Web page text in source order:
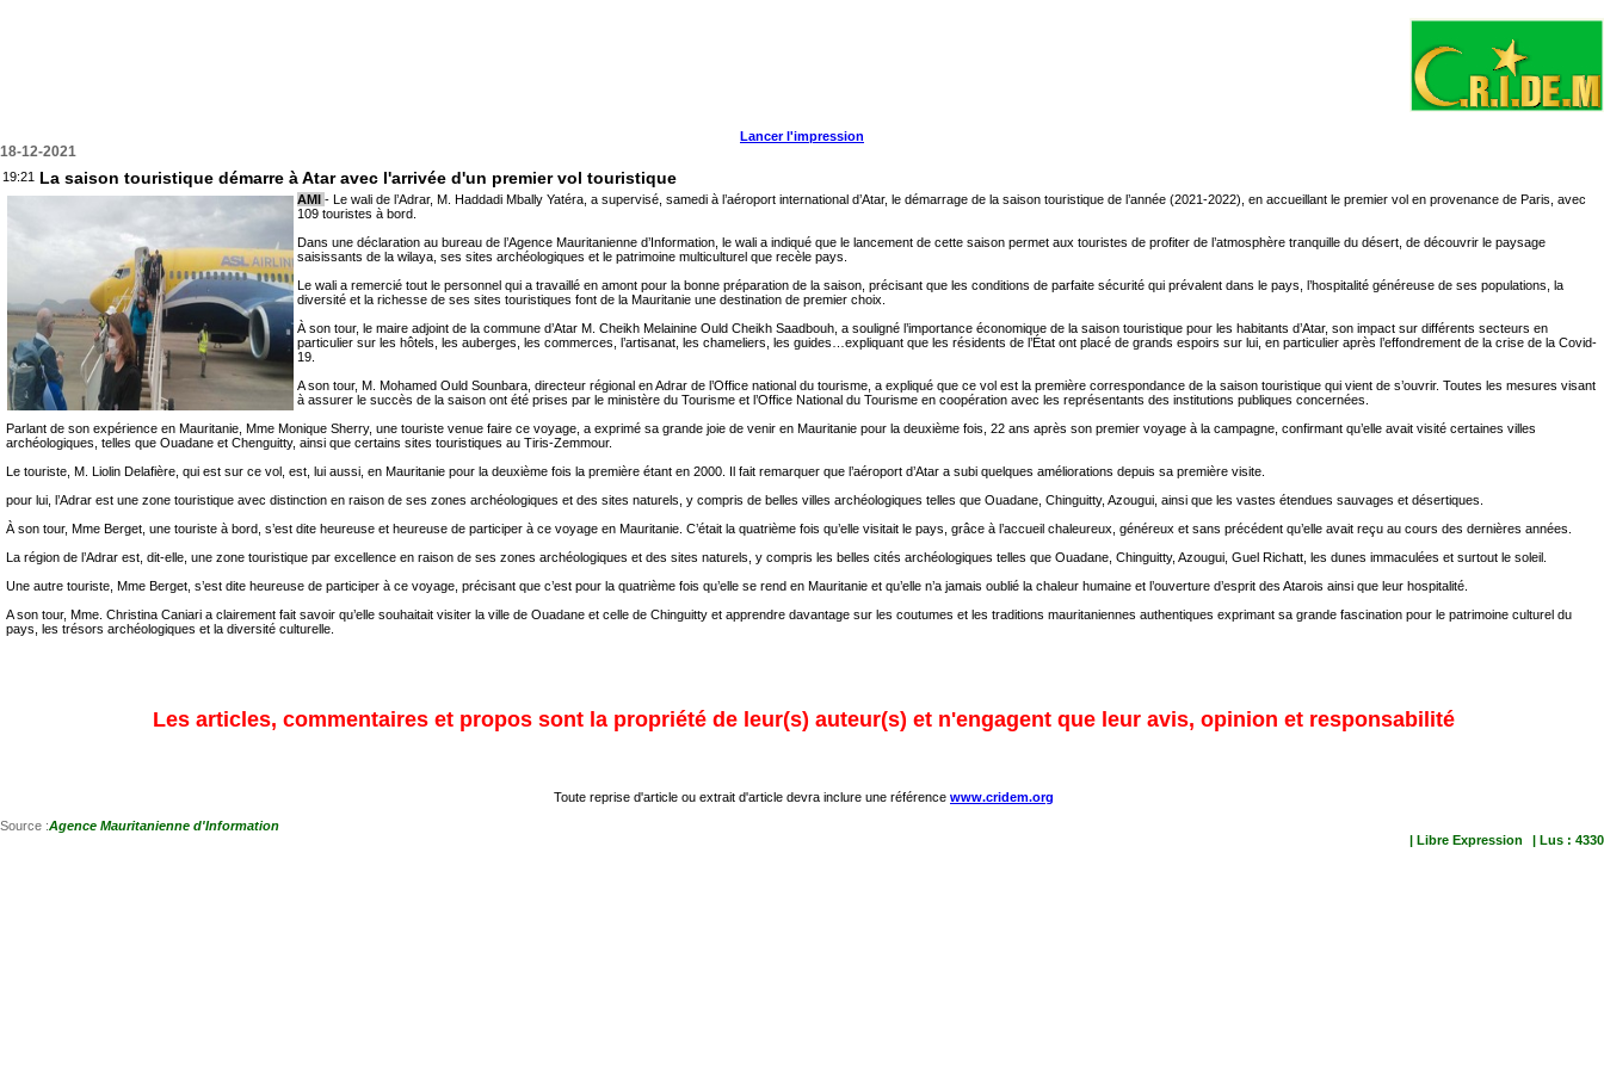
Lancer l'impression
18-12-2021
19:21 La saison touristique démarre à Atar avec l'arrivée d'un premier vol touristique
AMI - Le wali de l’Adrar, M. Haddadi Mbally Yatéra, a supervisé, samedi à l’aéroport international d’Atar, le démarrage de la saison touristique de l’année (2021-2022), en accueillant le premier vol en provenance de Paris, avec
109 touristes à bord.
Dans une déclaration au bureau de l’Agence Mauritanienne d’Information, le wali a indiqué que le lancement de cette saison permet aux touristes de profiter de l’atmosphère tranquille du désert, de découvrir le paysage
saisissants de la wilaya, ses sites archéologiques et le patrimoine multiculturel que recèle pays.
Le wali a remercié tout le personnel qui a travaillé en amont pour la bonne préparation de la saison, précisant que les conditions de parfaite sécurité qui prévalent dans le pays, l’hospitalité généreuse de ses populations, la
diversité et la richesse de ses sites touristiques font de la Mauritanie une destination de premier choix.
À son tour, le maire adjoint de la commune d’Atar M. Cheikh Melainine Ould Cheikh Saadbouh, a souligné l’importance économique de la saison touristique pour les habitants d’Atar, son impact sur différents secteurs en
particulier sur les hôtels, les auberges, les commerces, l’artisanat, les chameliers, les guides…expliquant que les résidents de l’État ont placé de grands espoirs sur lui, en particulier après l’effondrement de la crise de la Covid-
19.
A son tour, M. Mohamed Ould Sounbara, directeur régional en Adrar de l’Office national du tourisme, a expliqué que ce vol est la première correspondance de la saison touristique qui vient de s’ouvrir. Toutes les mesures visant
à assurer le succès de la saison ont été prises par le ministère du Tourisme et l’Office National du Tourisme en coopération avec les représentants des institutions publiques concernées.
Parlant de son expérience en Mauritanie, Mme Monique Sherry, une touriste venue faire ce voyage, a exprimé sa grande joie de venir en Mauritanie pour la deuxième fois, 22 ans après son premier voyage à la campagne, confirmant qu’elle avait visité certaines villes
archéologiques, telles que Ouadane et Chenguitty, ainsi que certains sites touristiques au Tiris-Zemmour.
Le touriste, M. Liolin Delafière, qui est sur ce vol, est, lui aussi, en Mauritanie pour la deuxième fois la première étant en 2000. Il fait remarquer que l’aéroport d’Atar a subi quelques améliorations depuis sa première visite.
pour lui, l’Adrar est une zone touristique avec distinction en raison de ses zones archéologiques et des sites naturels, y compris de belles villes archéologiques telles que Ouadane, Chinguitty, Azougui, ainsi que les vastes étendues sauvages et désertiques.
À son tour, Mme Berget, une touriste à bord, s’est dite heureuse et heureuse de participer à ce voyage en Mauritanie. C’était la quatrième fois qu’elle visitait le pays, grâce à l’accueil chaleureux, généreux et sans précédent qu’elle avait reçu au cours des dernières années.
La région de l’Adrar est, dit-elle, une zone touristique par excellence en raison de ses zones archéologiques et des sites naturels, y compris les belles cités archéologiques telles que Ouadane, Chinguitty, Azougui, Guel Richatt, les dunes immaculées et surtout le soleil.
Une autre touriste, Mme Berget, s’est dite heureuse de participer à ce voyage, précisant que c’est pour la quatrième fois qu’elle se rend en Mauritanie et qu’elle n’a jamais oublié la chaleur humaine et l’ouverture d’esprit des Atarois ainsi que leur hospitalité.
A son tour, Mme. Christina Caniari a clairement fait savoir qu’elle souhaitait visiter la ville de Ouadane et celle de Chinguitty et apprendre davantage sur les coutumes et les traditions mauritaniennes authentiques exprimant sa grande fascination pour le patrimoine culturel du
pays, les trésors archéologiques et la diversité culturelle.
Les articles, commentaires et propos sont la propriété de leur(s) auteur(s) et n'engagent que leur avis, opinion et responsabilité
Toute reprise d'article ou extrait d'article devra inclure une référence www.cridem.org
Source :Agence Mauritanienne d'Information
| Libre Expression
| Lus : 4330